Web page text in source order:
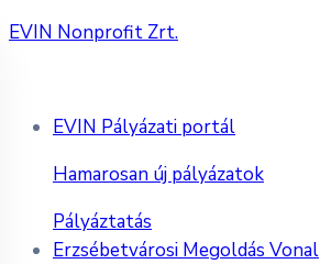
EVIN Nonprofit Zrt.
EVIN Pályázati portál
Hamarosan új pályázatok
Pályáztatás
Erzsébetvárosi Megoldás Vonal